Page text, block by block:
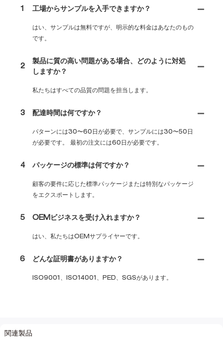
1 工場からサンプルを入手できますか？
はい、サンプルは無料ですが、明示的な料金はあなたのもの
です。
2
製品に質の高い問題がある場合、どのように対処
しますか？
私たちはすべての品質の問題を担当します。
3 配達時間は何ですか？
パターンには30〜60日が必要で、サンプルには30〜50日
が必要です。 最初の注文には60日が必要です。
4 パッケージの標準は何ですか？
顧客の要件に応じた標準パッケージまたは特別なパッケージ
をエクスポートします。
5 OEMビジネスを受け入れますか？
はい、私たちはOEMサプライヤーです。
6 どんな証明書がありますか？
ISO9001、ISO14001、PED、SGSがあります。
関連製品